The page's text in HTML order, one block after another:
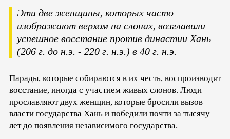
Эти две женщины, которых часто
изображают верхом на слонах, возглавили
успешное восстание против династии Хань
(206 г. до н.э. - 220 г. н.э.) в 40 г. н.э.
Парады, которые собираются в их честь, воспроизводят
восстание, иногда с участием живых слонов. Люди
прославляют двух женщин, которые бросили вызов
власти государства Хань и победили почти за тысячу
лет до появления независимого государства.